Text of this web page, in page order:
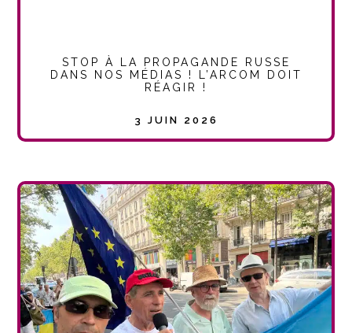
STOP À LA PROPAGANDE RUSSE
DANS NOS MÉDIAS ! L’ARCOM DOIT
RÉAGIR !
3 JUIN 2026